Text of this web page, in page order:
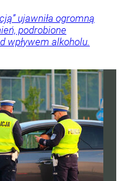
ujawniła ogromną
podrobione
wpływem alkoholu.